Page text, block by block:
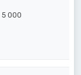
5 000